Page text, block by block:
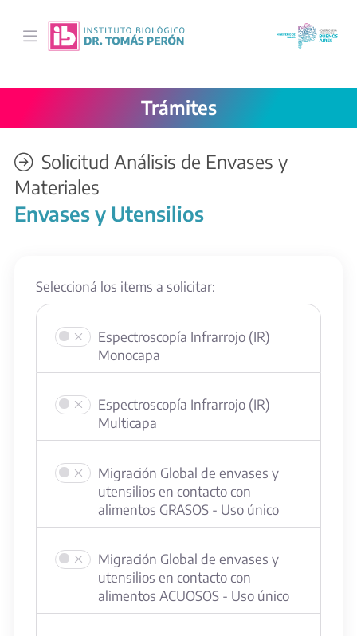
Trámites
Solicitud Análisis de Envases y
Materiales
Envases y Utensilios
Seleccioná los items a solicitar:
Espectroscopía Infrarrojo (IR)
Monocapa
Espectroscopía Infrarrojo (IR)
Multicapa
Migración Global de envases y
utensilios en contacto con
alimentos GRASOS - Uso único
Migración Global de envases y
utensilios en contacto con
alimentos ACUOSOS - Uso único